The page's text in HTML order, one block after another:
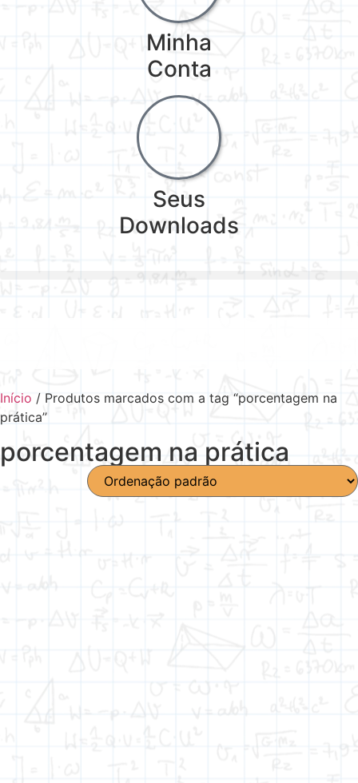
Minha
Conta
Seus
Downloads
Início / Produtos marcados com a tag “porcentagem na
prática”
porcentagem na prática